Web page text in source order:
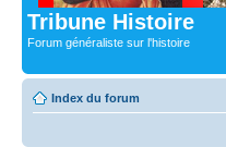
Tribune Histoire
Forum généraliste sur l'histoire
Index du forum